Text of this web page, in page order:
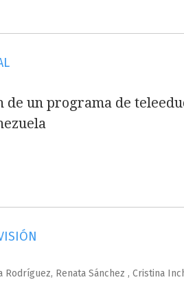
de un programa de
Rodríguez, Renata Sánchez , Cristina